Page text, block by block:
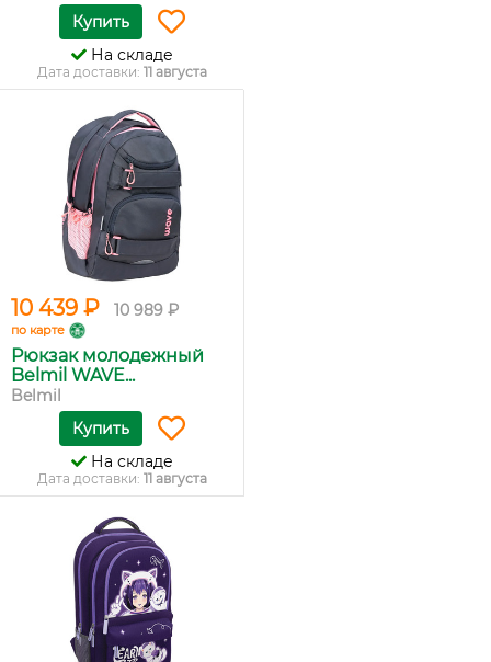
Купить
На складе
Дата доставки: 11 августа
10 439 ₽ 10 989 ₽
по карте
Рюкзак молодежный
Belmil WAVE...
Belmil
Купить
На складе
Дата доставки: 11 августа